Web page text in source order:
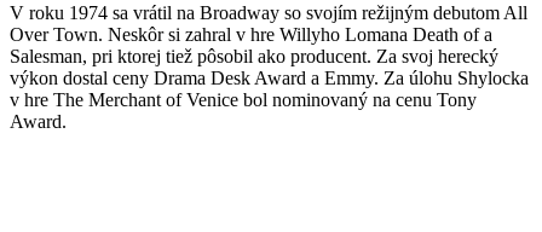
V roku 1974 sa vrátil na Broadway so svojím režijným debutom All
Over Town. Neskôr si zahral v hre Willyho Lomana Death of a
Salesman, pri ktorej tiež pôsobil ako producent. Za svoj herecký
výkon dostal ceny Drama Desk Award a Emmy. Za úlohu Shylocka
v hre The Merchant of Venice bol nominovaný na cenu Tony
Award.